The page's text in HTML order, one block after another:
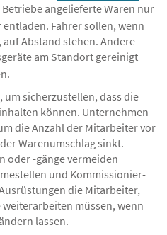
angelieferte Waren nur
Fahrer sollen, wenn
Abstand stehen. Andere
am Standort gereinigt
sicherzustellen, dass die
können. Unternehmen
die Anzahl der Mitarbeiter vor
Warenumschlag sinkt.
oder -gänge vermeiden
und Kommissionier-
die Mitarbeiter,
müssen, wenn
lassen.